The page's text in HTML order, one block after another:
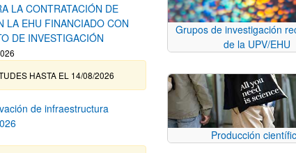
LA CONTRATACIÓN DE
LA EHU FINANCIADO CON
DE INVESTIGACIÓN
HASTA EL 14/08/2026
de infraestructura
Grupos de investigación
de la UPV/EHU
Producción